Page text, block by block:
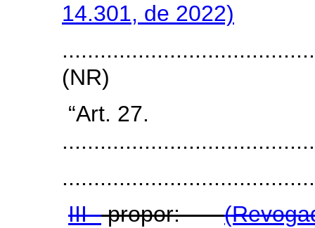
14.301, de 2022)
(NR)
“Art. 27.
III -propor: